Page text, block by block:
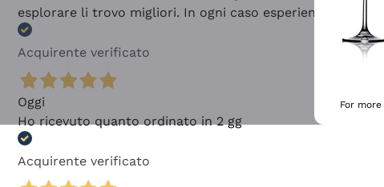
esplorare li trovo migliori. In ogni caso esperienza buona e
Acquirente verificato
Oggi
Ho ricevuto quanto ordinato in 2 gg
Acquirente verificato
For